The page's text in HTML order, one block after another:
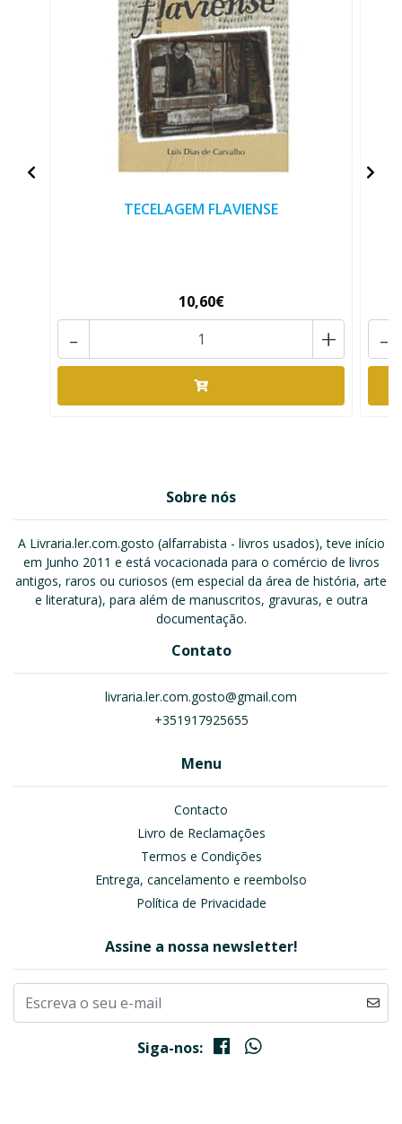
TECELAGEM FLAVIENSE
10,60€
+
- -
Sobre nós
A Livraria.ler.com.gosto (alfarrabista - livros usados), teve início
em Junho 2011 e está vocacionada para o comércio de livros
antigos, raros ou curiosos (em especial da área de história, arte
e literatura), para além de manuscritos, gravuras, e outra
documentação.
Contato
livraria.ler.com.gosto@gmail.com
+351917925655
Menu
Contacto
Livro de Reclamações
Termos e Condições
Entrega, cancelamento e reembolso
Política de Privacidade
Assine a nossa newsletter!
Siga-nos: